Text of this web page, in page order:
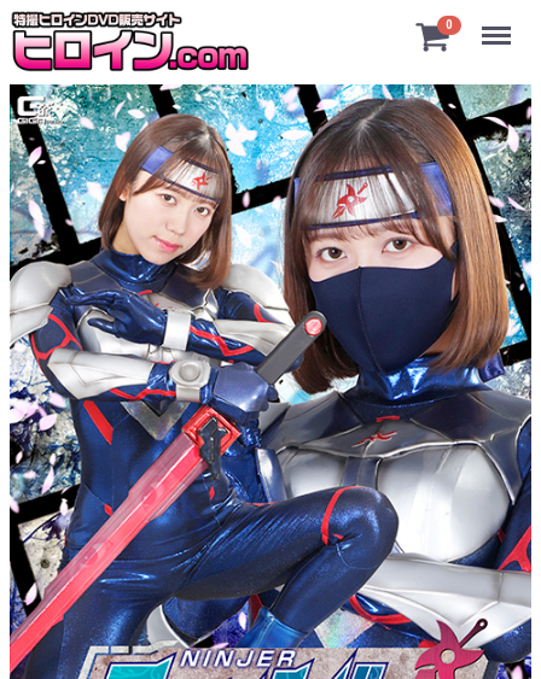
0 Menu